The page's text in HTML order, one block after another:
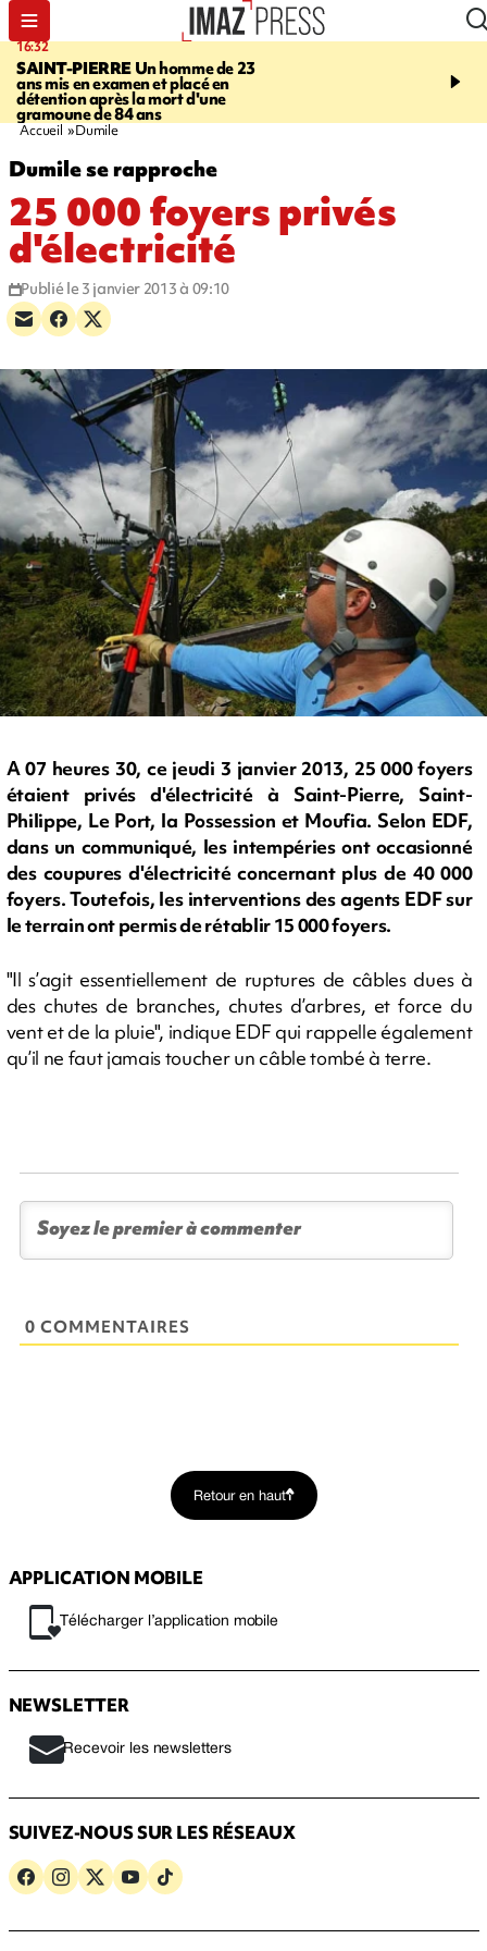
16:32
SAINT-PIERREUn homme de 23
ans mis en examen et placé en
détention après la mort d'une
gramoune de 84 ans
21:08
et Turquie scellent un
Accueil Dumile
Dumile se rapproche
25 000 foyers privés
d'électricité
Publié le 3 janvier 2013 à 09:10
A 07 heures 30, ce jeudi 3 janvier 2013, 25 000 foyers
étaient privés d'électricité à Saint-Pierre, Saint-
Philippe, Le Port, la Possession et Moufia. Selon EDF,
dans un communiqué, les intempéries ont occasionné
des coupures d'électricité concernant plus de 40 000
foyers. Toutefois, les interventions des agents EDF sur
le terrain ont permis de rétablir 15 000 foyers.
"Il s’agit essentiellement de ruptures de câbles dues à
des chutes de branches, chutes d’arbres, et force du
vent et de la pluie", indique EDF qui rappelle également
qu’il ne faut jamais toucher un câble tombé à terre.
0 COMMENTAIRES
Retour en haut
APPLICATION MOBILE
Télécharger l’application mobile
NEWSLETTER
Recevoir les newsletters
SUIVEZ-NOUS SUR LES RÉSEAUX